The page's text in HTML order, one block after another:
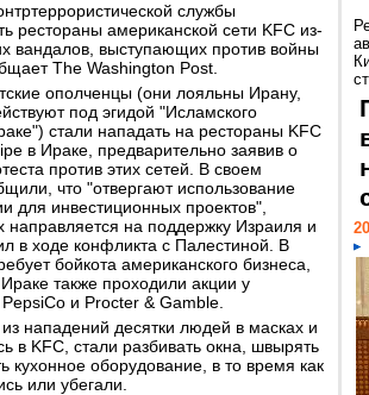
службы
рестораны американской сети KFC из-
вандалов, выступающих против войны
The Washington Post.
ополченцы (они лояльны Ирану,
под эгидой "Исламского
стали нападать на рестораны KFC
в Ираке, предварительно заявив о
против этих сетей. В своем
что "отвергают использование
для инвестиционных проектов",
направляется на поддержку Израиля и
в ходе конфликта с Палестиной. В
бойкота американского бизнеса,
также проходили акции у
и Procter & Gamble.
нападений десятки людей в масках и
в KFC, стали разбивать окна, швырять
кухонное оборудование, в то время как
или убегали.